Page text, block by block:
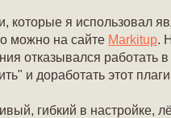
которые я использовал
можно на сайте Markitup.
отказывался
и доработать этот
гибкий в настройке,